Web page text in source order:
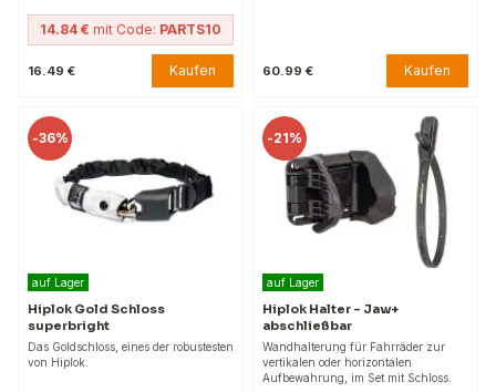
14.84 € mit Code: PARTS10
16.49 € Kaufen 60.99 € Kaufen
-36%
auf Lager
Hiplok Gold Schloss
superbright
Das Goldschloss, eines der robustesten
von Hiplok.
-21%
auf Lager
Hiplok Halter – Jaw+
abschließbar
Wandhalterung für Fahrräder zur
vertikalen oder horizontalen
Aufbewahrung, im Set mit Schloss.